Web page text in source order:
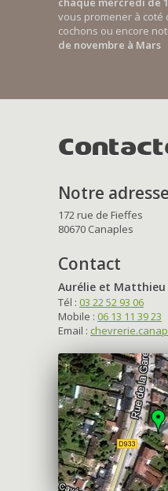
vous promener à coté
cochons ou encore
de novembre à Mars
Notre adresse
172 rue de Fieffes
80670 Canaples
Contact
Aurélie et Matthieu
Tél : 03 22 52 93 06
Mobile : 06 13 11 39 23
Email :